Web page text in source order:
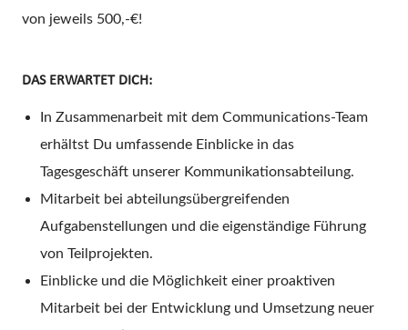
von jeweils 500,-€!
DAS ERWARTET DICH:
In Zusammenarbeit mit dem Communications-Team
erhältst Du umfassende Einblicke in das
Tagesgeschäft unserer Kommunikationsabteilung.
Mitarbeit bei abteilungsübergreifenden
Aufgabenstellungen und die eigenständige Führung
von Teilprojekten.
Einblicke und die Möglichkeit einer proaktiven
Mitarbeit bei der Entwicklung und Umsetzung neuer